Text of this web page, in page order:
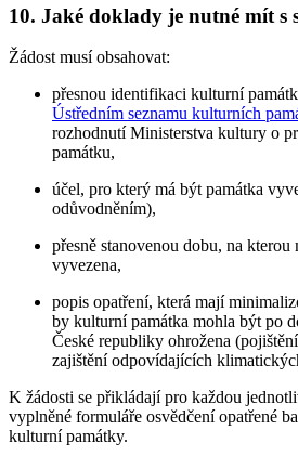
10. Jaké doklady je nutné mít s
Žádost musí obsahovat:
přesnou identifikaci kulturní
Ústředním seznamu kulturních
rozhodnutí Ministerstva kultury o
památku,
účel, pro který má být památka
odůvodněním),
přesně stanovenou dobu, na
vyvezena,
popis opatření, která mají
by kulturní památka mohla být po
České republiky ohrožena
zajištění odpovídajících
K žádosti se přikládají pro každou
vyplněné formuláře osvědčení opatřené
kulturní památky.